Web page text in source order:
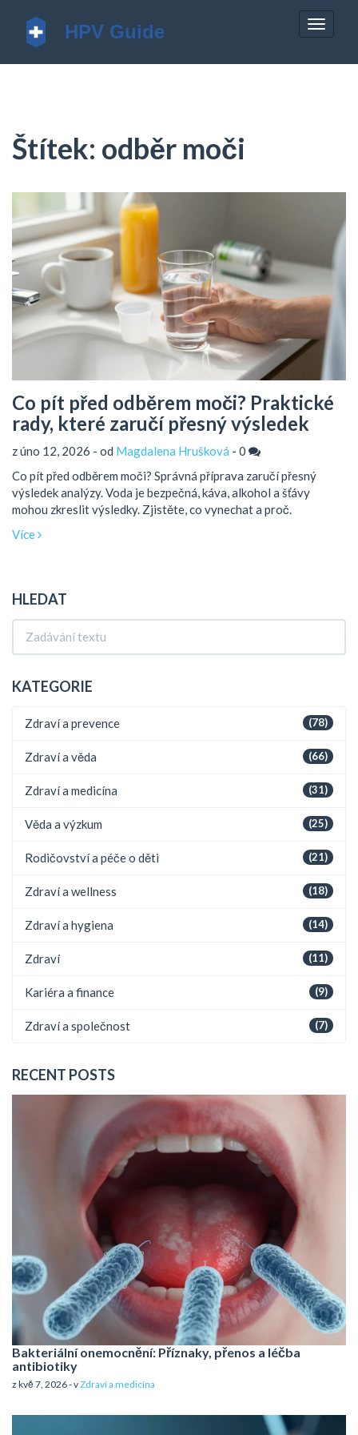
Štítek: odběr moči
Co pít před odběrem moči? Praktické
rady, které zaručí přesný výsledek
z úno 12, 2026 - od Magdalena Hrušková - 0
Co pít před odběrem moči? Správná příprava zaručí přesný
výsledek analýzy. Voda je bezpečná, káva, alkohol a šťávy
mohou zkreslit výsledky. Zjistěte, co vynechat a proč.
Více
HLEDAT
KATEGORIE
(78)
Zdraví a prevence
(66)
Zdraví a věda
(31)
Zdraví a medicína
(25)
Věda a výzkum
(21)
Rodičovství a péče o děti
(18)
Zdraví a wellness
(14)
Zdraví a hygiena
(11)
Zdraví
(9)
Kariéra a finance
(7)
Zdraví a společnost
RECENT POSTS
Bakteriální onemocnění: Příznaky, přenos a léčba
antibiotiky
z kvě 7, 2026 - vZdraví a medicína